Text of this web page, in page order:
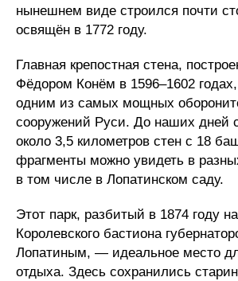
нынешнем виде строился почти
освящён в 1772 году.
Главная крепостная стена,
Фёдором Конём в 1596–1602
одним из самых мощных
сооружений Руси. До наших дней
около 3,5 километров стен с 18
фрагменты можно увидеть в
в том числе в Лопатинском саду.
Этот парк, разбитый в 1874 году
Королевского бастиона
Лопатиным, — идеальное место
отдыха. Здесь сохранились